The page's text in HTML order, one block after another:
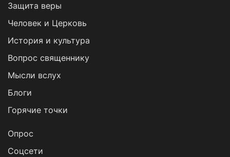
Защита веры
Человек и Церковь
История и культура
Вопрос священнику
Мысли вслух
Блоги
Горячие точки
Опрос
Cоцсети